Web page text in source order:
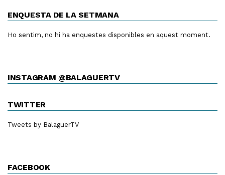
ENQUESTA DE LA SETMANA
Ho sentim, no hi ha enquestes disponibles en aquest moment.
INSTAGRAM @BALAGUERTV
TWITTER
Tweets by BalaguerTV
FACEBOOK